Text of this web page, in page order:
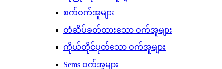
စက်ဝက်အူများ
တံဆိပ်ခတ်ထားသော ဝက်အူများ
ကိုယ်တိုင်ပုတ်သော ဝက်အူများ
Sems ဝက်အူများ